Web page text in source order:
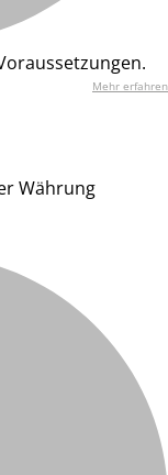
Mehr erfahren
Währung